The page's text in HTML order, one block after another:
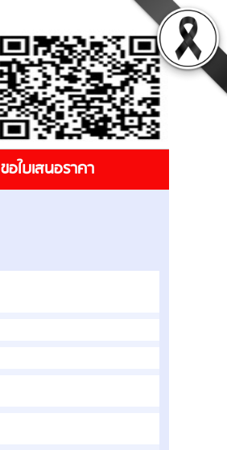
ขอใบเสนอราคา